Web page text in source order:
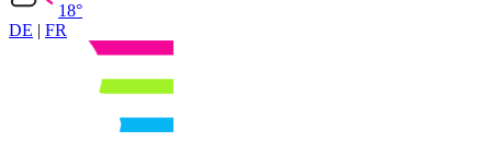
18°
DE | FR